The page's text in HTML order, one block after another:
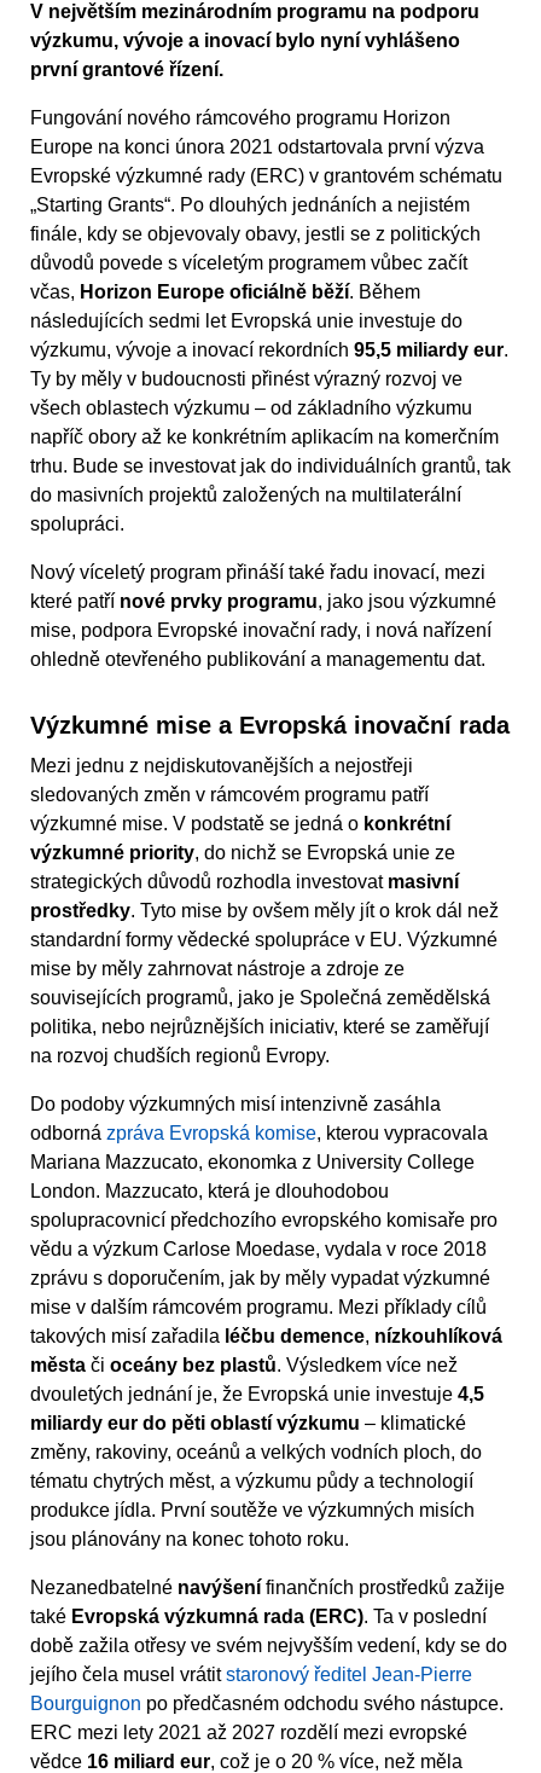
V největším mezinárodním programu na podporu
výzkumu, vývoje a inovací bylo nyní vyhlášeno
první grantové řízení.
Fungování nového rámcového programu Horizon
Europe na konci února 2021 odstartovala první výzva
Evropské výzkumné rady (ERC) v grantovém schématu
„Starting Grants“. Po dlouhých jednáních a nejistém
finále, kdy se objevovaly obavy, jestli se z politických
důvodů povede s víceletým programem vůbec začít
včas, Horizon Europe oficiálně běží. Během
následujících sedmi let Evropská unie investuje do
výzkumu, vývoje a inovací rekordních 95,5 miliardy eur.
Ty by měly v budoucnosti přinést výrazný rozvoj ve
všech oblastech výzkumu – od základního výzkumu
napříč obory až ke konkrétním aplikacím na komerčním
trhu. Bude se investovat jak do individuálních grantů, tak
do masivních projektů založených na multilaterální
spolupráci.
Nový víceletý program přináší také řadu inovací, mezi
které patří nové prvky programu, jako jsou výzkumné
mise, podpora Evropské inovační rady, i nová nařízení
ohledně otevřeného publikování a managementu dat.
Výzkumné mise a Evropská inovační rada
Mezi jednu z nejdiskutovanějších a nejostřeji
sledovaných změn v rámcovém programu patří
výzkumné mise. V podstatě se jedná o konkrétní
výzkumné priority, do nichž se Evropská unie ze
strategických důvodů rozhodla investovat masivní
prostředky. Tyto mise by ovšem měly jít o krok dál než
standardní formy vědecké spolupráce v EU. Výzkumné
mise by měly zahrnovat nástroje a zdroje ze
souvisejících programů, jako je Společná zemědělská
politika, nebo nejrůznějších iniciativ, které se zaměřují
na rozvoj chudších regionů Evropy.
Do podoby výzkumných misí intenzivně zasáhla
odborná zpráva Evropská komise, kterou vypracovala
Mariana Mazzucato, ekonomka z University College
London. Mazzucato, která je dlouhodobou
spolupracovnicí předchozího evropského komisaře pro
vědu a výzkum Carlose Moedase, vydala v roce 2018
zprávu s doporučením, jak by měly vypadat výzkumné
mise v dalším rámcovém programu. Mezi příklady cílů
takových misí zařadila léčbu demence, nízkouhlíková
města či oceány bez plastů. Výsledkem více než
dvouletých jednání je, že Evropská unie investuje 4,5
miliardy eur do pěti oblastí výzkumu – klimatické
změny, rakoviny, oceánů a velkých vodních ploch, do
tématu chytrých měst, a výzkumu půdy a technologií
produkce jídla. První soutěže ve výzkumných misích
jsou plánovány na konec tohoto roku.
Nezanedbatelné navýšení finančních prostředků zažije
také Evropská výzkumná rada (ERC). Ta v poslední
době zažila otřesy ve svém nejvyšším vedení, kdy se do
jejího čela musel vrátitstaronový ředitel Jean-Pierre
Bourguignon po předčasném odchodu svého nástupce.
ERC mezi lety 2021 až 2027 rozdělí mezi evropské
vědce 16 miliard eur, což je o 20 % více, než měla